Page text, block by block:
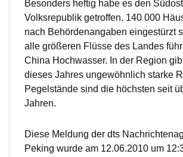
Besonders heftig habe es den
Volksrepublik getroffen. 140 000
nach Behördenangaben eingestürzt
alle größeren Flüsse des Landes
China Hochwasser. In der Region
dieses Jahres ungewöhnlich starke
Pegelstände sind die höchsten seit
Jahren.
Diese Meldung der dts
Peking wurde am 12.06.2010 um